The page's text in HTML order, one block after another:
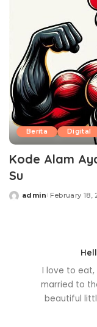
Berita Digital
Kode Alam
Su
Posted
admin February 18,
I love to eat,
married to
beautiful